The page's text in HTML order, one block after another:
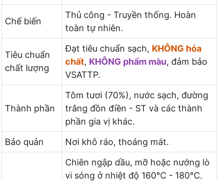
Chế biến
Thủ công - Truyền thống. Hoàn
toàn tự nhiên.
Tiêu chuẩn
chất lượng
Đạt tiêu chuẩn sạch, KHÔNG hóa
chất, KHÔNG phẩm màu, đảm bảo
VSATTP.
Thành phần
Tôm tươi (70%), nước sạch, đường
trắng đồn điền - ST và các thành
phần gia vị khác.
Bảo quản
Nơi khô ráo, thoáng mát.
Chiên ngập dầu, mỡ hoặc nướng lò
vi sóng ở nhiệt độ 160°C - 180°C.